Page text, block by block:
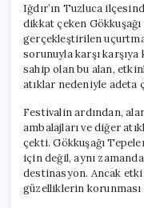
Iğdır’ın Tuzluca
dikkat çeken
gerçekleştirilen
sorunuyla karşı karşıya
sahip olan bu alan,
atıklar nedeniyle adeta
Festivalin ardından,
ambalajları ve diğer
çekti. Gökkuşağı
için değil, aynı
destinasyon. Ancak
güzelliklerin korunması